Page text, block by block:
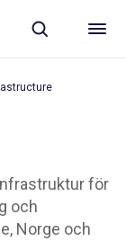
för
och
Norge och